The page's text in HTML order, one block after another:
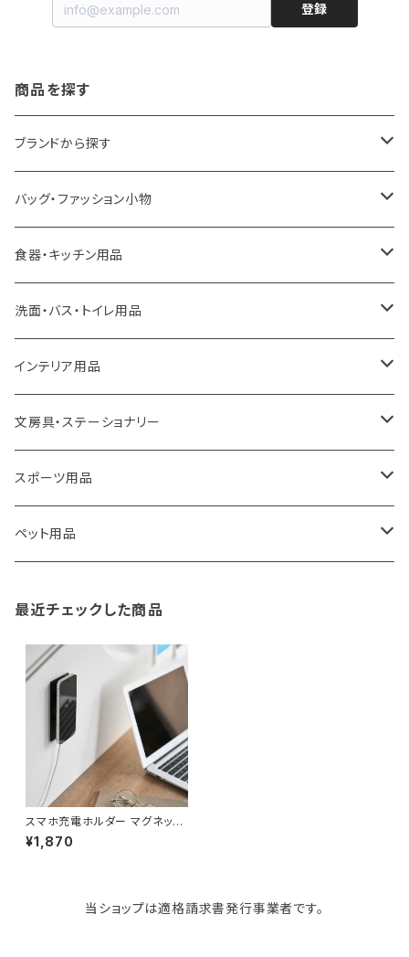
登録
商品を探す
ブランドから探す
LOQI
ideaco
a.depeche
ROOTOTE
100percent
藤田金属
TG
paperblanks
KIND BAG LONDON
tower
バッグ・ファッション小物
エコバッグ
アクセサリー
トートバッグ
保冷バッグ
リュックサック
ショルダーバッグ
スポーツバッグ
マザーズバッグ
パソコンケース
バッグアクセサリー
食器・キッチン用品
キッチンラック
キッチンペーパーホルダー
食器・テーブルウェア
ゴミ箱
収納用品
ソープディスペンサー
タオルハンガー
調理器具・調理小物
ディッシュラック
洗面・バス・トイレ用品
洗面用品
掃除・洗濯用品
トイレ用品
バス用品
インテリア用品
アイロン台
アクセサリー収納
ウェットティッシュケース
ガーデニング用品
クッション・クッションカバー
玄関収納
文房具・ステーショナリー
筆記具・ペン
ノート
スポーツ用品
卓球用品
ペット用品
猫用グッズ
最近チェックした商品
スマホ充電ホルダー マグネット
式ワイヤレス充電器対応 山崎実
業 tower ウォールスマートフォ
¥1,870
当ショップは適格請求書発行事業者です。